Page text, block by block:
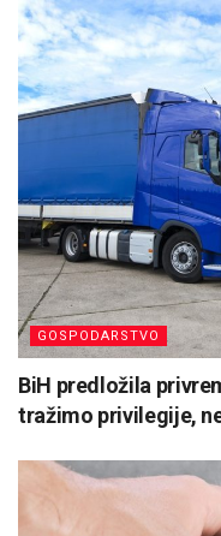
GOSPODARSTVO
BiH predložila
tražimo privilegije,